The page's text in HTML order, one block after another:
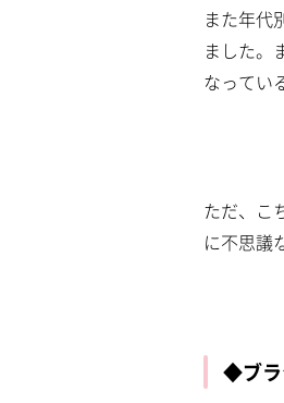
また年代
ました。
なってい
ただ、こ
に不思議
◆ブラ